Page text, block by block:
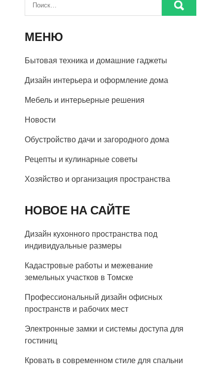
МЕНЮ
Бытовая техника и домашние гаджеты
Дизайн интерьера и оформление дома
Мебель и интерьерные решения
Новости
Обустройство дачи и загородного дома
Рецепты и кулинарные советы
Хозяйство и организация пространства
НОВОЕ НА САЙТЕ
Дизайн кухонного пространства под
индивидуальные размеры
Кадастровые работы и межевание
земельных участков в Томске
Профессиональный дизайн офисных
пространств и рабочих мест
Электронные замки и системы доступа для
гостиниц
Кровать в современном стиле для спальни